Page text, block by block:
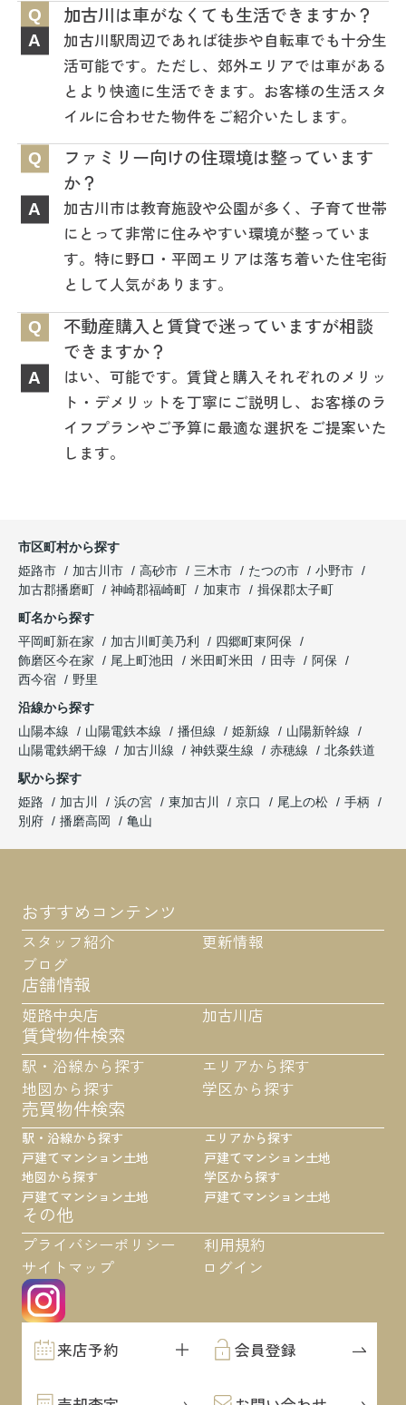
Q 加古川は車がなくても生活できますか？
A
加古川駅周辺であれば徒歩や自転車でも十分生
活可能です。ただし、郊外エリアでは車がある
とより快適に生活できます。お客様の生活スタ
イルに合わせた物件をご紹介いたします。
Q
ファミリー向けの住環境は整っています
か？
A
加古川市は教育施設や公園が多く、子育て世帯
にとって非常に住みやすい環境が整っていま
す。特に野口・平岡エリアは落ち着いた住宅街
として人気があります。
Q
不動産購入と賃貸で迷っていますが相談
できますか？
A
はい、可能です。賃貸と購入それぞれのメリッ
ト・デメリットを丁寧にご説明し、お客様のラ
イフプランやご予算に最適な選択をご提案いた
します。
市区町村から探す
姫路市
加古川市 高砂市 三木市 たつの市
小野市
加古郡播磨町
神崎郡福崎町 加東市
揖保郡太子町
町名から探す
平岡町新在家
加古川町美乃利
四郷町東阿保
飾磨区今在家
尾上町池田 米田町米田 田寺
阿保
西今宿
野里
沿線から探す
山陽本線
山陽電鉄本線 播但線 姫新線
山陽新幹線
山陽電鉄網干線
加古川線 神鉄粟生線 赤穂線
北条鉄道
駅から探す
姫路
加古川 浜の宮 東加古川 京口 尾上の松
手柄
別府
播磨高岡 亀山
おすすめコンテンツ
スタッフ紹介
更新情報
ブログ
店舗情報
姫路中央店 加古川店
賃貸物件検索
駅・沿線から探す
エリアから探す
地図から探す
学区から探す
売買物件検索
駅・沿線から探す
戸建てマンション土地
地図から探す
戸建てマンション土地
エリアから探す
戸建てマンション土地
学区から探す
戸建てマンション土地
その他
プライバシーポリシー
利用規約
サイトマップ
ログイン
来店予約 会員登録